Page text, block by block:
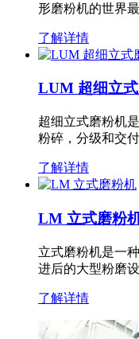
形磨粉机的世界
了解详情
LUM 超细立
超细立式磨粉机
粉碎，分级和交
了解详情
LM 立式磨粉
立式磨粉机是一
进后的大型粉磨
了解详情